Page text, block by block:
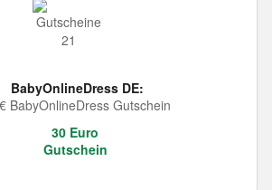
BabyOnlineDress DE:
BabyOnlineDress Gutschein
30 Euro
Gutschein